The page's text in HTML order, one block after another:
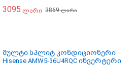
შიდა და გარე ბლოკი
3095 ლარი 3869ლარი
მულტი სპლიტ კონდიციონერი
Hisense AMW5-36U4RQC ინვერტერი